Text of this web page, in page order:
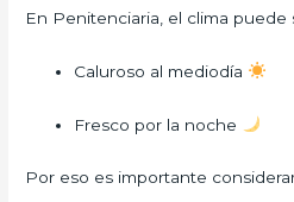
En Penitenciaria, el clima puede
Caluroso al mediodía
Fresco por la noche
Por eso es importante